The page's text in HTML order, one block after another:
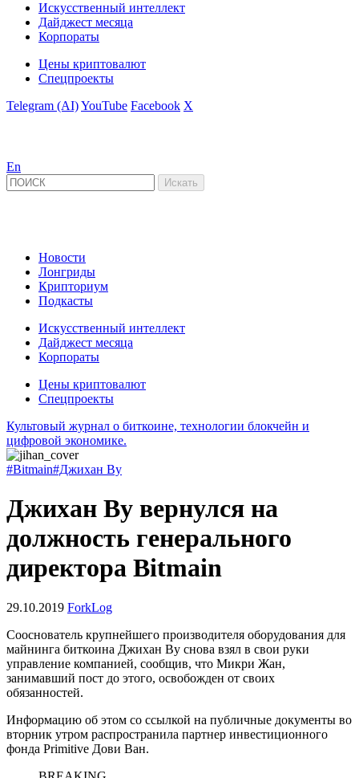
Искусственный интеллект
Дайджест месяца
Корпораты
Цены криптовалют
Спецпроекты
Telegram (AI)YouTube Facebook X
En
Новости
Лонгриды
Крипториум
Подкасты
Искусственный интеллект
Дайджест месяца
Корпораты
Цены криптовалют
Спецпроекты
Культовый журнал о биткоине, технологии блокчейн и
цифровой экономике.
#Bitmain#Джихан Ву
Джихан Ву вернулся на
должность генерального
директора Bitmain
29.10.2019 ForkLog
Сооснователь крупнейшего производителя оборудования для
майнинга биткоина Джихан Ву снова взял в свои руки
управление компанией, сообщив, что Микри Жан,
занимавший пост до этого, освобожден от своих
обязанностей.
Информацию об этом со ссылкой на публичные документы во
вторник утром распространила партнер инвестиционного
фонда Primitive Дови Ван.